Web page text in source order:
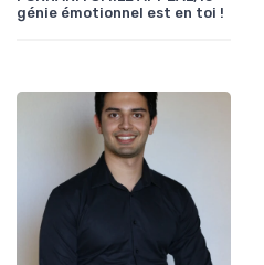
génie émotionnel est en toi !